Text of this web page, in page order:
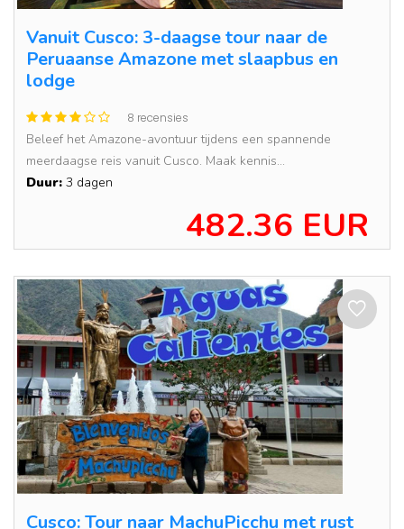
Vanuit Cusco: 3-daagse tour naar de
Peruaanse Amazone met slaapbus en
lodge
8 recensies
Beleef het Amazone-avontuur tijdens een spannende
meerdaagse reis vanuit Cusco. Maak kennis...
Duur: 3 dagen
482.36 EUR
Cusco: Tour naar MachuPicchu met rust